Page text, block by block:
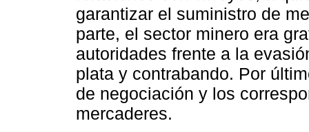
garantizar el suministro de
parte, el sector minero era
autoridades frente a la
plata y contrabando. Por
de negociación y los
mercaderes.